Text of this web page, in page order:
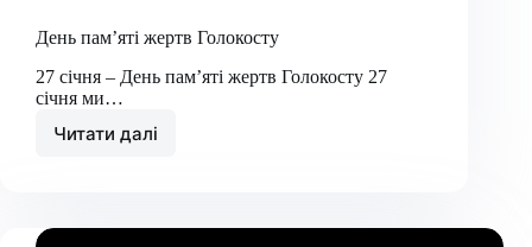
День пам’яті жертв Голокосту
27 січня – День пам’яті жертв Голокосту 27
січня ми…
Читати далі
День